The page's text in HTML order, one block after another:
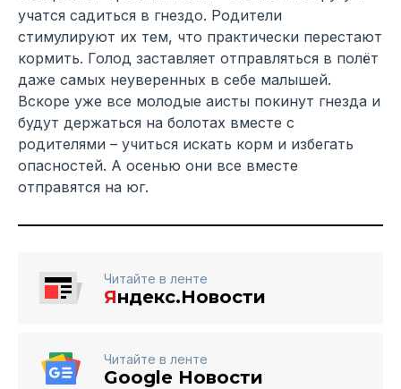
учатся садиться в гнездо. Родители
стимулируют их тем, что практически перестают
кормить. Голод заставляет отправляться в полёт
даже самых неуверенных в себе малышей.
Вскоре уже все молодые аисты покинут гнезда и
будут держаться на болотах вместе с
родителями – учиться искать корм и избегать
опасностей. А осенью они все вместе
отправятся на юг.
Читайте в ленте
Яндекс.Новости
Читайте в ленте
Google Новости